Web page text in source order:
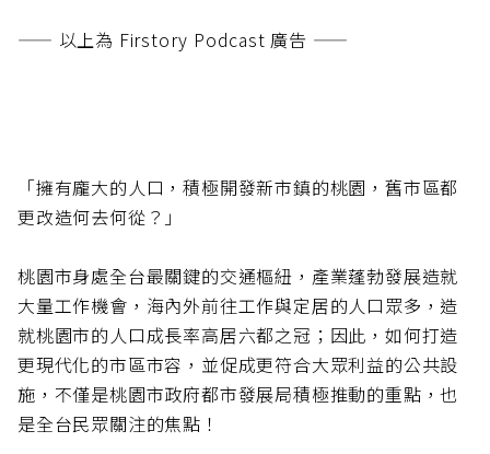
—— 以上為 Firstory Podcast 廣告 ——
「擁有龐大的人口，積極開發新市鎮的桃園，舊市區都
更改造何去何從？」
桃園市身處全台最關鍵的交通樞紐，產業蓬勃發展造就
大量工作機會，海內外前往工作與定居的人口眾多，造
就桃園市的人口成長率高居六都之冠；因此，如何打造
更現代化的市區市容，並促成更符合大眾利益的公共設
施，不僅是桃園市政府都市發展局積極推動的重點，也
是全台民眾關注的焦點！